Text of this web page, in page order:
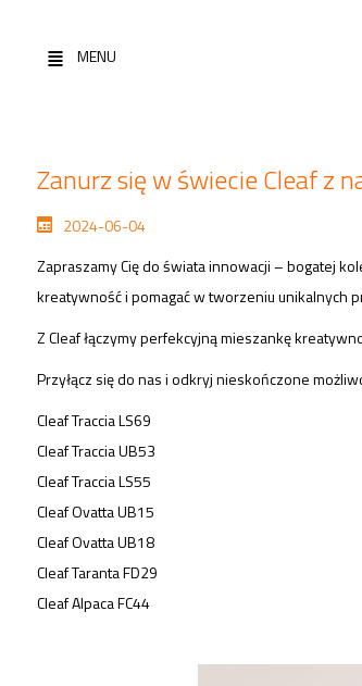
MENU
Zanurz się w świecie Cleaf z
2024-06-04
Zapraszamy Cię do świata innowacji – bogatej
kreatywność i pomagać w tworzeniu unikalnych
Z Cleaf łączymy perfekcyjną mieszankę
Przyłącz się do nas i odkryj nieskończone
Cleaf Traccia LS69
Cleaf Traccia UB53
Cleaf Traccia LS55
Cleaf Ovatta UB15
Cleaf Ovatta UB18
Cleaf Taranta FD29
Cleaf Alpaca FC44